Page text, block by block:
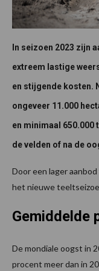
In seizoen 2023 zijn
extreem lastige
en stijgende kosten.
ongeveer 11.000
en minimaal 650.000
de velden of na de
Door een lager
het nieuwe
Gemiddelde
De mondiale oogst in
procent meer dan in